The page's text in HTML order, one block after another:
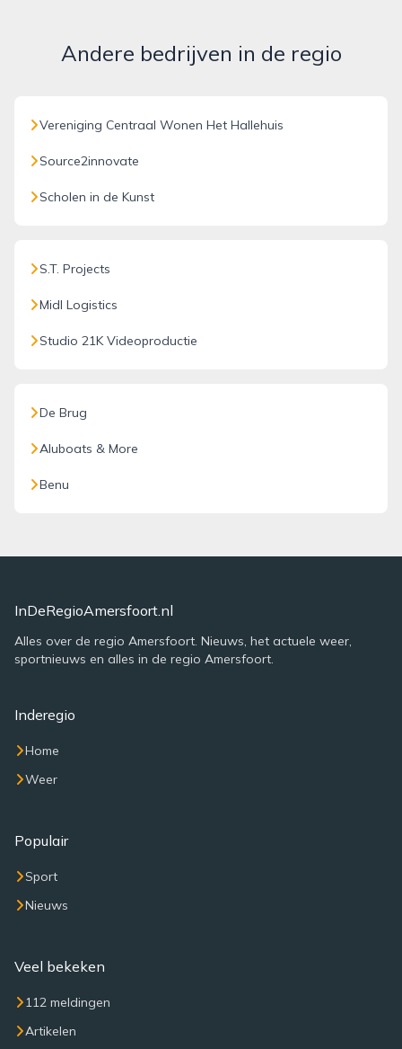
Andere bedrijven in de regio
Vereniging Centraal Wonen Het Hallehuis
Source2innovate
Scholen in de Kunst
S.T. Projects
Midl Logistics
Studio 21K Videoproductie
De Brug
Aluboats & More
Benu
InDeRegioAmersfoort.nl
Alles over de regio Amersfoort. Nieuws, het actuele weer,
sportnieuws en alles in de regio Amersfoort.
Inderegio
Home
Weer
Populair
Sport
Nieuws
Veel bekeken
112 meldingen
Artikelen